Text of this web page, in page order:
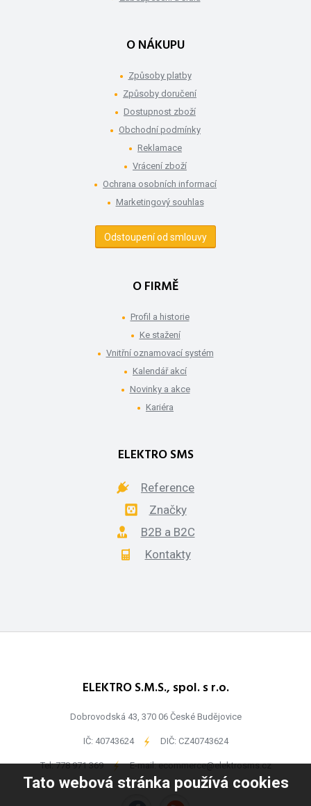
Tato webová stránka používá cookies
O NÁKUPU
Způsoby platby
Způsoby doručení
Dostupnost zboží
Obchodní podmínky
Reklamace
Vrácení zboží
Ochrana osobních informací
Marketingový souhlas
Odstoupení od smlouvy
O FIRMĚ
Profil a historie
Ke stažení
Vnitřní oznamovací systém
Kalendář akcí
Novinky a akce
Kariéra
ELEKTRO SMS
Reference
Značky
B2B a B2C
Kontakty
ELEKTRO S.M.S., spol. s r.o.
Dobrovodská 43, 370 06 České Budějovice
IČ: 40743624 - DIČ: CZ40743624
Tel:778 971 369 - E-mail:ecommerce@elektrosms.cz